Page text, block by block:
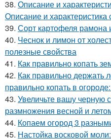
38. Описание и
Описание и характеристика
39. Сорт картофеля рамона
40. Чеснок и лимон от
полезные свойства
41. Как правильно копать
42. Как правильно держать
правильно копать в
43. Увеличьте вашу черную
размножения весной и
44. Копаем огород 3
45. Настойка восковой